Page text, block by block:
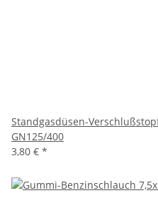
Standgasdüsen-
GN125/400
3,80 € *